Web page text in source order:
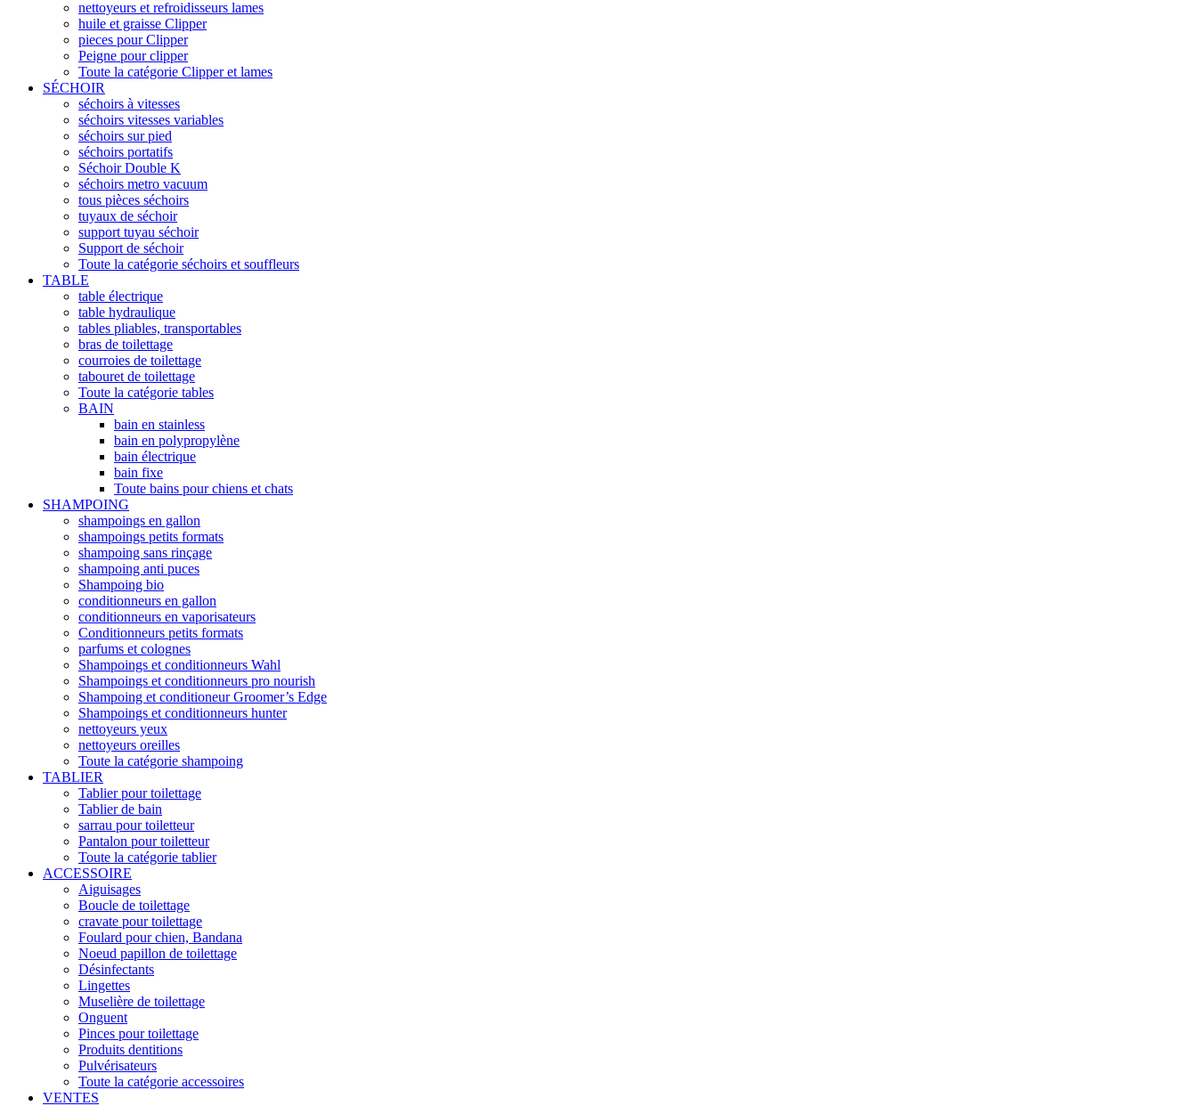
nettoyeurs et refroidisseurs lames
huile et graisse Clipper
pieces pour Clipper
Peigne pour clipper
Toute la catégorie Clipper et lames
SÉCHOIR
séchoirs à vitesses
séchoirs vitesses variables
séchoirs sur pied
séchoirs portatifs
Séchoir Double K
séchoirs metro vacuum
tous pièces séchoirs
tuyaux de séchoir
support tuyau séchoir
Support de séchoir
Toute la catégorie séchoirs et souffleurs
TABLE
table électrique
table hydraulique
tables pliables, transportables
bras de toilettage
courroies de toilettage
tabouret de toilettage
Toute la catégorie tables
BAIN
bain en stainless
bain en polypropylène
bain électrique
bain fixe
Toute bains pour chiens et chats
SHAMPOING
shampoings en gallon
shampoings petits formats
shampoing sans rinçage
shampoing anti puces
Shampoing bio
conditionneurs en gallon
conditionneurs en vaporisateurs
Conditionneurs petits formats
parfums et colognes
Shampoings et conditionneurs Wahl
Shampoings et conditionneurs pro nourish
Shampoing et conditioneur Groomer’s Edge
Shampoings et conditionneurs hunter
nettoyeurs yeux
nettoyeurs oreilles
Toute la catégorie shampoing
TABLIER
Tablier pour toilettage
Tablier de bain
sarrau pour toiletteur
Pantalon pour toiletteur
Toute la catégorie tablier
ACCESSOIRE
Aiguisages
Boucle de toilettage
cravate pour toilettage
Foulard pour chien, Bandana
Noeud papillon de toilettage
Désinfectants
Lingettes
Muselière de toilettage
Onguent
Pinces pour toilettage
Produits dentitions
Pulvérisateurs
Toute la catégorie accessoires
VENTES